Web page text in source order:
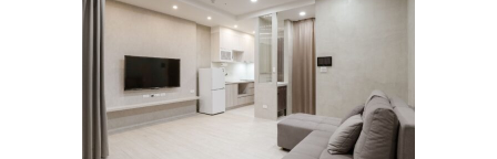
｜台南室內設計｜善化設計公
司推薦｜蔡宅｜
室內設計/新成屋